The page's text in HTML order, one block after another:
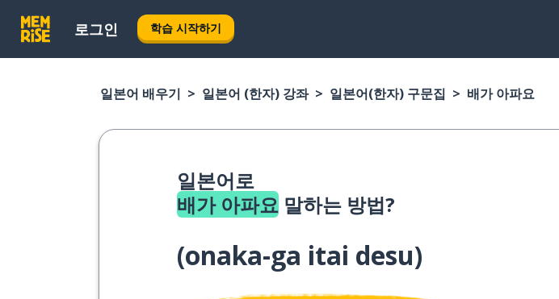
로그인 학습 시작하기
일본어 배우기 일본어 (한자) 강좌 일본어(한자) 구문집 배가 아파요
일본어로
배가 아파요 말하는 방법?
(onaka-ga itai desu)